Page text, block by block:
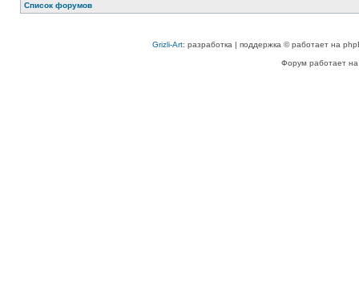
Список форумов
Grizli-Art: разработка | поддержка © работает на
Форум работает